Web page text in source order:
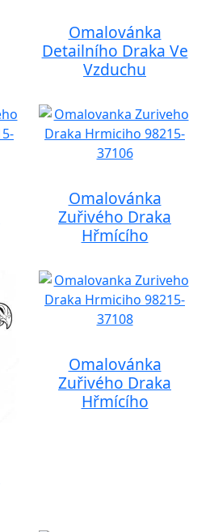
Omalovánka
Detailního Draka Ve
Vzduchu
Omalovánka
Zuřivého Draka
Hřmícího
Omalovánka
Zuřivého Draka
Hřmícího